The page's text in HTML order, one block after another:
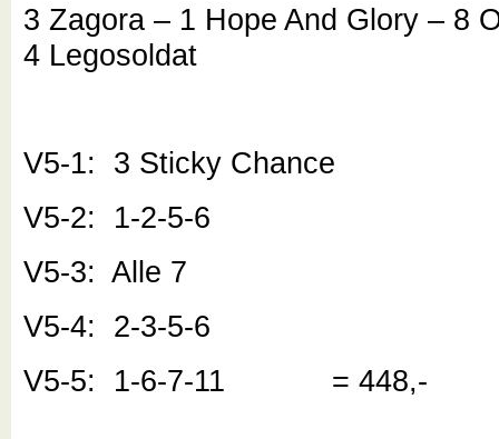
3 Zagora – 1 Hope And Glory – 8
4 Legosoldat
V5-1: 3 Sticky Chance
V5-2: 1-2-5-6
V5-3: Alle 7
V5-4: 2-3-5-6
V5-5: 1-6-7-11 = 448,-